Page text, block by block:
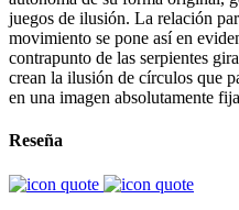
juegos de ilusión. La relación
movimiento se pone así en
contrapunto de las serpientes
crean la ilusión de círculos que
en una imagen absolutamente
Reseña